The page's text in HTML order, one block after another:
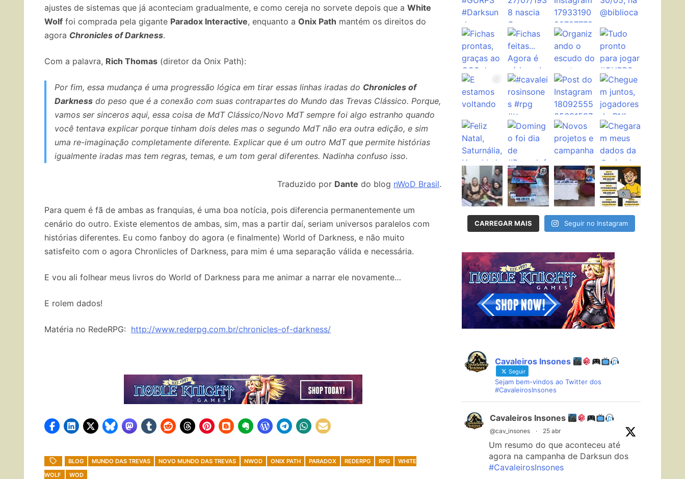
ajustes de sistemas que já aconteciam gradualmente, e como cereja no sorvete depois que a White
Wolf foi comprada pela gigante Paradox Interactive, enquanto a Onix Path mantém os direitos do
agora Chronicles of Darkness.
Com a palavra, Rich Thomas (diretor da Onix Path):
Por fim, essa mudança é uma progressão lógica em tirar essas linhas iradas do Chronicles of
Darkness do peso que é a conexão com suas contrapartes do Mundo das Trevas Clássico. Porque,
vamos ser sinceros aqui, essa coisa de MdT Clássico/Novo MdT sempre foi algo estranho quando
você tentava explicar porque tinham dois deles mas o segundo MdT não era outra edição, e sim
uma re-imaginação completamente diferente. Explicar que é um outro MdT que permite histórias
igualmente iradas mas tem regras, temas, e um tom geral diferentes. Nadinha confuso isso.
Traduzido por Dante do blog nWoD Brasil.
Para quem é fã de ambas as franquias, é uma boa notícia, pois diferencia permanentemente um
cenário do outro. Existe elementos de ambas, sim, mas a partir daí, seriam universos paralelos com
histórias diferentes. Eu como fanboy do agora (e finalmente) World of Darkness, e não muito
satisfeito com o agora Chronlicles of Darkness, para mim é uma separação válida e necessária.
E vou ali folhear meus livros do World of Darkness para me animar a narrar ele novamente…
E rolem dados!
Matéria no RedeRPG: http://www.rederpg.com.br/chronicles-of-darkness/
BLOG MUNDO DAS TREVAS NOVO MUNDO DAS TREVAS NWOD ONIX PATH PARADOX REDERPG RPG
WHITE
WOLF
WOD
CARREGAR MAIS Seguir no Instagram
Cavaleiros Insones
Seguir
Sejam bem-vindos ao Twitter dos
#CavaleirosInsones
Cavaleiros Insones
@cav_insones · 25 abr
Um resumo do que aconteceu até
agora na campanha de Darksun dos
#CavaleirosInsones